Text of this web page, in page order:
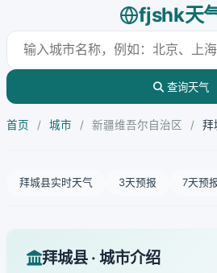
fjshk天
查询天气
首页 / 城市 / 新疆维吾尔自治区 / 拜
拜城县实时天气 3天预报 7天预
拜城县 · 城市介绍